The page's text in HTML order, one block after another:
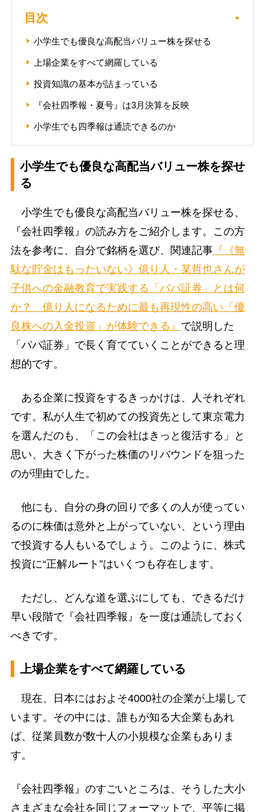
目次
小学生でも優良な高配当バリュー株を探せる
上場企業をすべて網羅している
投資知識の基本が詰まっている
『会社四季報・夏号』は3月決算を反映
小学生でも四季報は通読できるのか
小学生でも優良な高配当バリュー株を探せ
る
小学生でも優良な高配当バリュー株を探せる、
『会社四季報』の読み方をご紹介します。この方
法を参考に、自分で銘柄を選び、関連記事『《無
駄な貯金はもったいない》億り人・某哲也さんが
子供への金融教育で実践する「パパ証券」とは何
か？ 億り人になるために最も再現性の高い「優
良株への入金投資」が体験できる』 で説明した
「パパ証券」で長く育てていくことができると理
想的です。
ある企業に投資をするきっかけは、人それぞれ
です。私が人生で初めての投資先として東京電力
を選んだのも、「この会社はきっと復活する」と
思い、大きく下がった株価のリバウンドを狙った
のが理由でした。
他にも、自分の身の回りで多くの人が使ってい
るのに株価は意外と上がっていない、という理由
で投資する人もいるでしょう。このように、株式
投資に“正解ルート”はいくつも存在します。
ただし、どんな道を選ぶにしても、できるだけ
早い段階で『会社四季報』を一度は通読しておく
べきです。
上場企業をすべて網羅している
現在、日本にはおよそ4000社の企業が上場して
います。その中には、誰もが知る大企業もあれ
ば、従業員数が数十人の小規模な企業もありま
す。
『会社四季報』のすごいところは、そうした大小
さまざまな会社を同じフォーマットで、平等に掲